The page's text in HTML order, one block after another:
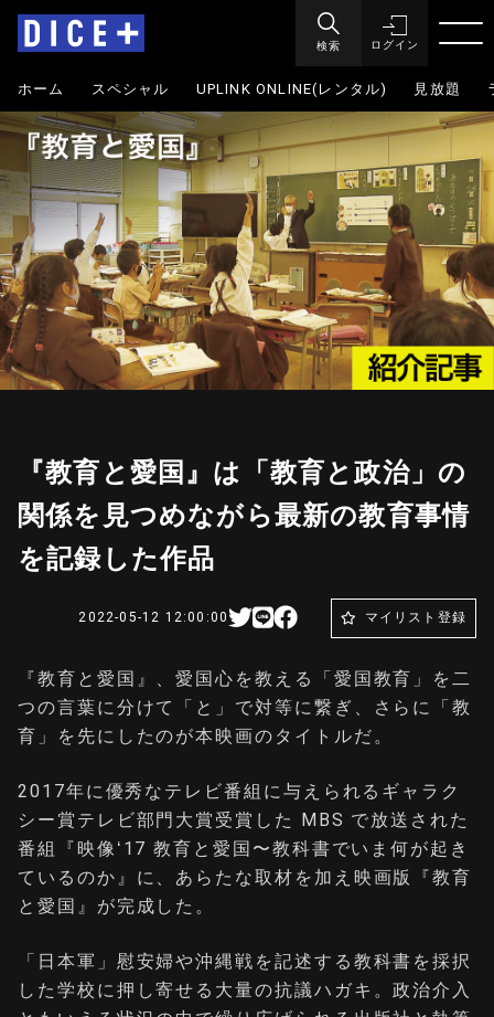
検索 ログイン
ホーム スペシャル UPLINK ONLINE(レンタル) 見放題
『教育と愛国』は「教育と政治」の
関係を⾒つめながら最新の教育事情
を記録した作品
2022-05-12 12:00:00 マイリスト登録
『教育と愛国』、愛国心を教える「愛国教育」を二
つの言葉に分けて「と」で対等に繋ぎ、さらに「教
育」を先にしたのが本映画のタイトルだ。
2017年に優秀なテレビ番組に与えられるギャラク
シー賞テレビ部⾨⼤賞受賞した MBS で放送された
番組『映像ʻ17 教育と愛国〜教科書でいま何が起き
ているのか』に、あらたな取材を加え映画版『教育
と愛国』が完成した。
「⽇本軍」慰安婦や沖縄戦を記述する教科書を採択
した学校に押し寄せる⼤量の抗議ハガキ。政治介⼊